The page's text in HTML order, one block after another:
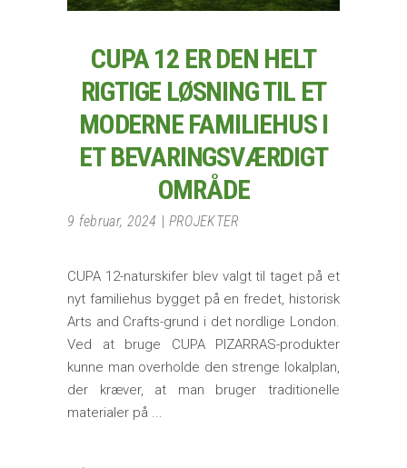
CUPA 12 ER DEN HELT
RIGTIGE LØSNING TIL ET
MODERNE FAMILIEHUS I
ET BEVARINGSVÆRDIGT
OMRÅDE
9 februar, 2024 PROJEKTER
CUPA 12-naturskifer blev valgt til taget på et
nyt familiehus bygget på en fredet, historisk
Arts and Crafts-grund i det nordlige London.
Ved at bruge CUPA PIZARRAS-produkter
kunne man overholde den strenge lokalplan,
der kræver, at man bruger traditionelle
materialer på